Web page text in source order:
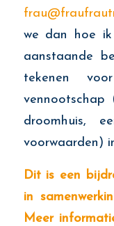
we dan hoe
aanstaande
tekenen
droomhuis,
voorwaarden)
Dit is een
in
Meer